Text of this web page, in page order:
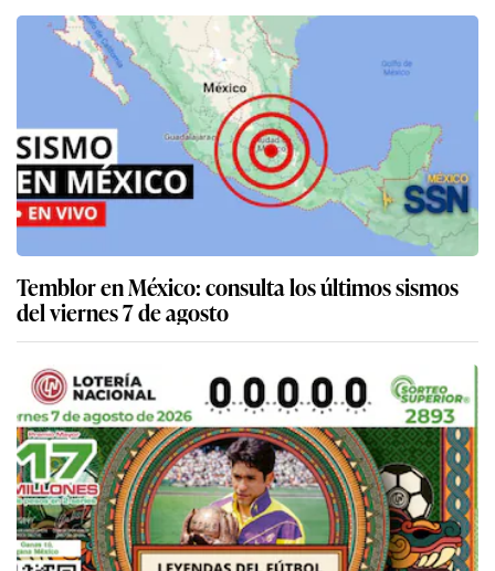
Temblor en México: consulta los últimos sismos
del viernes 7 de agosto